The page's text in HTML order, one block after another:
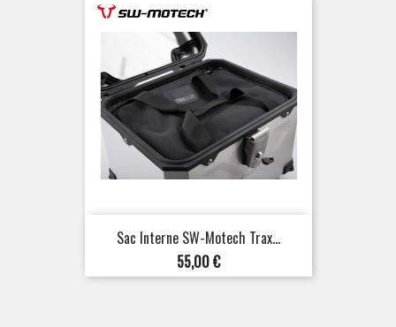
Sac Interne SW-Motech Trax...
Prix
55,00 €